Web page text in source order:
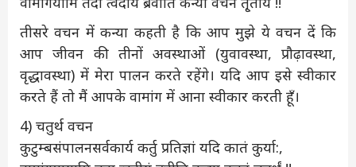
तीसरे वचन में कन्या कहती है कि आप मुझे ये वचन दें कि
आप जीवन की तीनों अवस्थाओं (युवावस्था, प्रौढ़ावस्था,
वृद्धावस्था) में मेरा पालन करते रहेंगे। यदि आप इसे स्वीकार
करते हैं तो मैं आपके वामांग में आना स्वीकार करती हूँ।
4) चतुर्थ वचन
कुटुम्बसंपालनसर्वकार्य कर्तु प्रतिज्ञां यदि कातं कुर्या:,